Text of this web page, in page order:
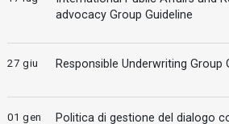
advocacy Group Guideline
27 giu Responsible Underwriting Group
01 gen Politica di gestione del dialogo